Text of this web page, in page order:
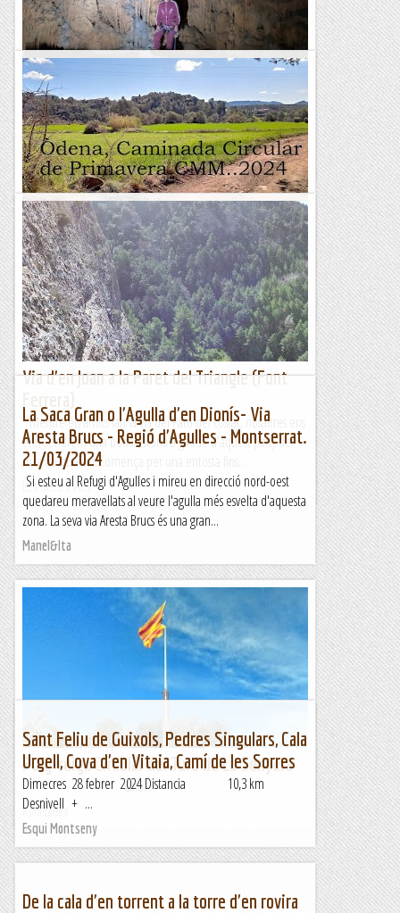
Avenc d'en Pasant
Avui hem iniciat la temporada de sortides de tarda. Aquestes
sortides, que realitzem quan el dia és prou llarg per fer una
activitat a la tarda, són normalment...
Blog de muntanya
Òdena Caminada circular de Primavera, CMM
2024
&nb...
Kimisades
Via d'en Joan a la Paret del Triangle (Font
Mentre els amics fan la via del Pato del costat, nosaltres ens
entretindrem una bona estona a gaudir d'aquest pany de
roca de qualitat.Comença per una entosta fins...
Les altres vies...
La Saca Gran o l'Agulla d'en Dionís- Via
Aresta Brucs - Regió d'Agulles - Montserrat.
21/03/2024
Si esteu al Refugi d'Agulles i mireu en direcció nord-oest
quedareu meravellats al veure l'agulla més esvelta d'aquesta
zona. La seva via Aresta Brucs és una gran...
Manel&Ita
Puig-reig,. Circular del Turó de La Senyera
&nb...
Kimisades
Sant Feliu de Guixols, Pedres Singulars, Cala
Urgell, Cova d'en Vitaia, Camí de les Sorres
Dimecres 28 febrer 2024 Distancia 10,3 km
Desnivell + ...
Esqui Montseny
De la cala d'en torrent a la torre d'en rovira